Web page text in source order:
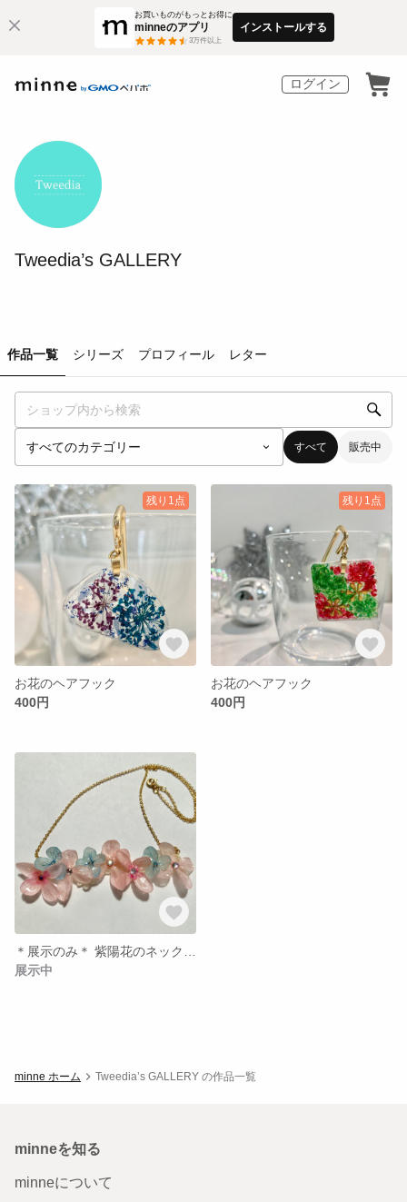
お買いものがもっとお得に
minneのアプリ
3万件以上
インストールする
ログイン
Tweedia’s GALLERY
作品一覧 シリーズ プロフィール レター
すべて 販売中
残り1点
お花のヘアフック
400円
残り1点
お花のヘアフック
400円
展示中
minne ホーム Tweedia’s GALLERY の作品一覧
minneを知る
minneについて